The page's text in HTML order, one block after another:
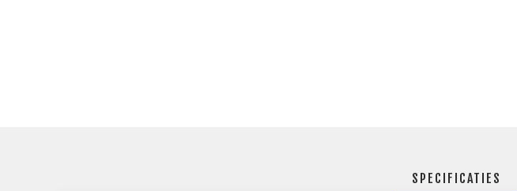
SPECIFICATIES